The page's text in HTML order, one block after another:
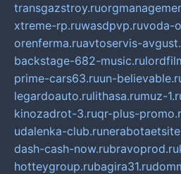
transgazstroy.ru
xtreme-rp.ruwasdpvp.ruvoda-
orenferma.ruavtoservis-
backstage-682-music.ru
prime-cars63.ruun-
legardoauto.rulithasa.rumuz-
kinozadrot-3.ruqr-plus-
udalenka-club.ru
dash-cash-now.rubravoprod.ru
hotteygroup.rubagira31.ru